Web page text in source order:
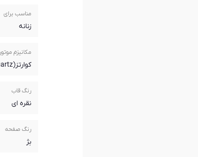
مناسب برای
زنانه
مکانیزم موتور
کوارتز(Quartz)
رنگ قاب
نقره ای
رنگ صفحه
بژ